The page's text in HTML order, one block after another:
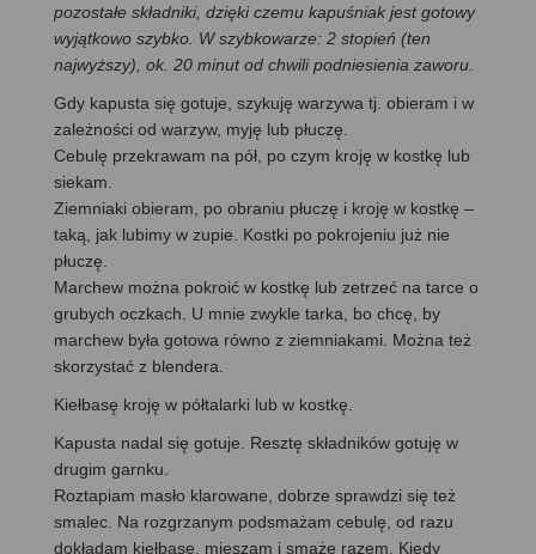
pozostałe składniki, dzięki czemu kapuśniak jest gotowy
wyjątkowo szybko. W szybkowarze: 2 stopień (ten
najwyższy), ok. 20 minut od chwili podniesienia zaworu.
Gdy kapusta się gotuje, szykuję warzywa tj. obieram i w
zależności od warzyw, myję lub płuczę.
Cebulę przekrawam na pół, po czym kroję w kostkę lub
siekam.
Ziemniaki obieram, po obraniu płuczę i kroję w kostkę –
taką, jak lubimy w zupie. Kostki po pokrojeniu już nie
płuczę.
Marchew można pokroić w kostkę lub zetrzeć na tarce o
grubych oczkach. U mnie zwykle tarka, bo chcę, by
marchew była gotowa równo z ziemniakami. Można też
skorzystać z blendera.
Kiełbasę kroję w półtalarki lub w kostkę.
Kapusta nadal się gotuje. Resztę składników gotuję w
drugim garnku.
Roztapiam masło klarowane, dobrze sprawdzi się też
smalec. Na rozgrzanym podsmażam cebulę, od razu
dokładam kiełbasę, mieszam i smażę razem. Kiedy